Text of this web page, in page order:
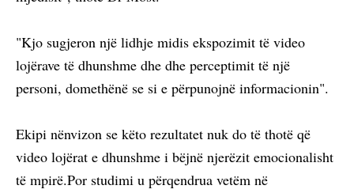
"Kjo sugjeron një lidhje midis ekspozimit të video
lojërave të dhunshme dhe dhe perceptimit të një
personi, domethënë se si e përpunojnë informacionin".
Ekipi nënvizon se këto rezultatet nuk do të thotë që
video lojërat e dhunshme i bëjnë njerëzit emocionalisht
të mpirë.Por studimi u përqendrua vetëm në